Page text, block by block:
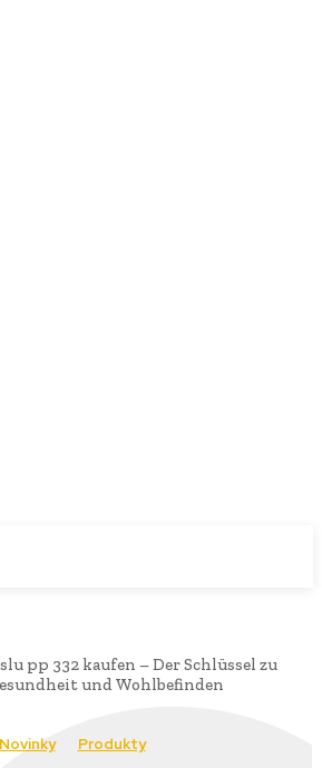
slu pp 332 kaufen – Der Schlüssel zu
und Wohlbefinden
Novinky Produkty